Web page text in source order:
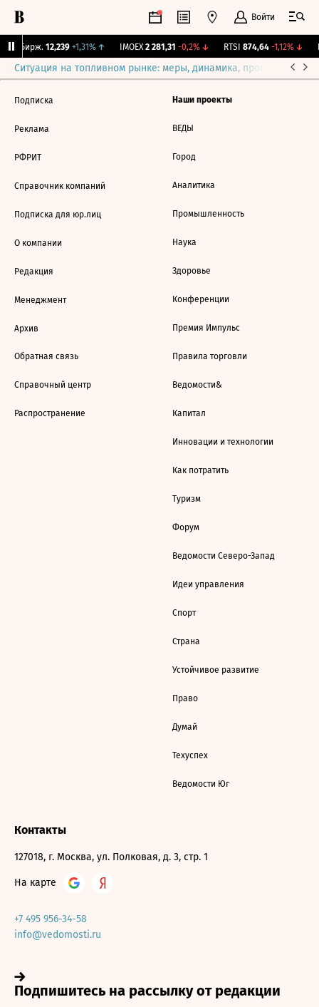
Войти
Бирж. 12,239 +1,31%↑ IMOEX 2 281,31 -0,2%↓ RTSI 874,64 -1,12%↓
Ситуация на топливном рынке: меры, динамика, прогнозы
Подписка
Реклама
РФРИТ
Справочник компаний
Подписка для юр.лиц
О компании
Редакция
Менеджмент
Архив
Обратная связь
Справочный центр
Распространение
Наши проекты
ВЕДЫ
Город
Аналитика
Промышленность
Наука
Здоровье
Конференции
Премия Импульс
Правила торговли
Ведомости&
Капитал
Инновации и технологии
Как потратить
Туризм
Форум
Ведомости Северо-Запад
Идеи управления
Спорт
Страна
Устойчивое развитие
Право
Думай
Техуспех
Ведомости Юг
Контакты
127018, г. Москва, ул. Полковая, д. 3, стр. 1
На карте
+7 495 956-34-58
info@vedomosti.ru